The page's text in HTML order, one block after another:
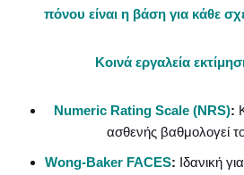
πόνου είναι η βάση για κάθε
Κοινά εργαλεία
Numeric Rating Scale (NRS):
ασθενής βαθμολογεί
Wong-Baker FACES: Ιδανική